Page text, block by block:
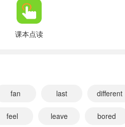
翻译：你
I
How did
It was
课本点读
fan last different
feel leave bored